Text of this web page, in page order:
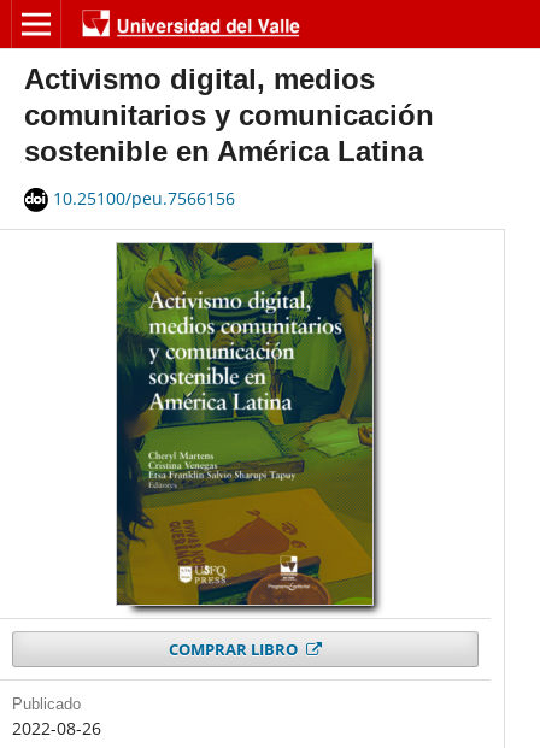
Activismo digital, medios
comunitarios y comunicación
sostenible en América Latina
10.25100/peu.7566156
COMPRAR LIBRO
Publicado
2022-08-26